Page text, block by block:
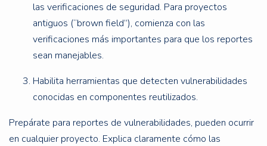
las verificaciones de seguridad. Para proyectos
antiguos (“brown field”), comienza con las
verificaciones más importantes para que los reportes
sean manejables.
Habilita herramientas que detecten vulnerabilidades
conocidas en componentes reutilizados.
Prepárate para reportes de vulnerabilidades, pueden ocurrir
en cualquier proyecto. Explica claramente cómo las